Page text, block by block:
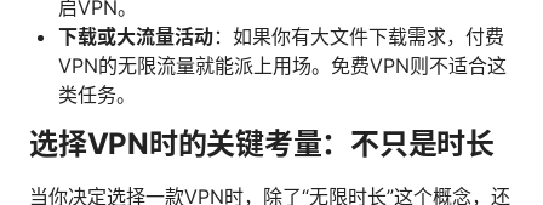
启VPN。
下载或大流量活动：如果你有大文件下载需求，付费
VPN的无限流量就能派上用场。免费VPN则不适合这
类任务。
选择VPN时的关键考量：不只是时长
当你决定选择一款VPN时，除了“无限时长”这个概念，还